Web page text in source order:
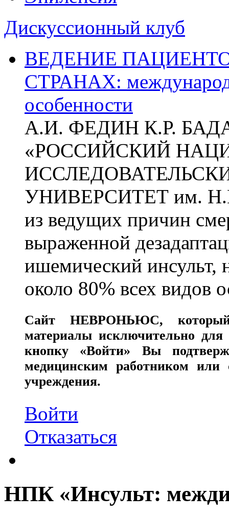
Дискуссионный клуб
ВЕДЕНИЕ
СТРАНАХ:
особенности
А.И. ФЕДИН К.Р.
«РОССИЙСКИЙ
УНИВЕРСИТЕТ им.
из ведущих причин
выраженной
ишемический инсульт,
около 80% всех видов
СайтНЕВРОНЬЮС,
материалы исключительно для
кнопку «Войти» Вы
медицинским работником или
учреждения.
Войти
Отказаться
НПК «Инсульт: